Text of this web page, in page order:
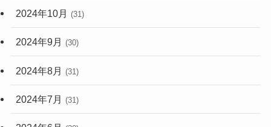
2024年10月 (31)
2024年9月 (30)
2024年8月 (31)
2024年7月 (31)